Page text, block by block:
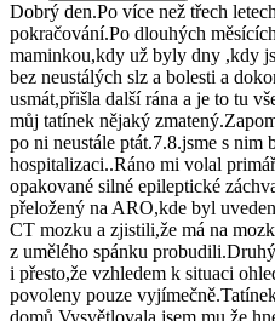
Dobrý den.Po více než třech
pokračování.Po dlouhých
maminkou,kdy už byly dny ,kdy
bez neustálých slz a bolesti a
usmát,přišla další rána a je to tu
můj tatínek nějaký
po ni neustále ptát.7.8.jsme s
hospitalizaci..Ráno mi volal
opakované silné epileptické
přeložený na ARO,kde byl
CT mozku a zjistili,že má na
z umělého spánku
i přesto,že vzhledem k situaci
povoleny pouze